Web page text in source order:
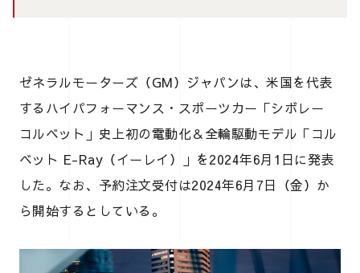
ゼネラルモーターズ（GM）ジャパンは、米国を代表
するハイパフォーマンス・スポーツカー「シボレー
コルベット」史上初の電動化＆全輪駆動モデル「コル
ベット E-Ray（イーレイ）」を2024年6月1日に発表
した。なお、予約注文受付は2024年6月7日（金）か
ら開始するとしている。